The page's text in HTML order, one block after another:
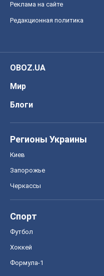
Реклама на сайте
Редакционная политика
OBOZ.UA
Мир
Блоги
Регионы Украины
Киев
Запорожье
Черкассы
Спорт
Футбол
Хоккей
Формула-1